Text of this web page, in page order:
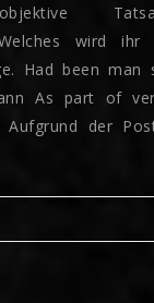
wird ihr
Had been man
As part of
Aufgrund der